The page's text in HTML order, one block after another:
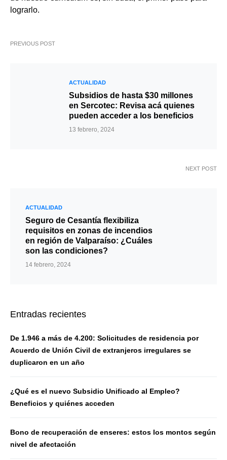
lograrlo.
PREVIOUS POST
ACTUALIDAD
Subsidios de hasta $30 millones
en Sercotec: Revisa acá quienes
pueden acceder a los beneficios
13 febrero, 2024
NEXT POST
ACTUALIDAD
Seguro de Cesantía flexibiliza
requisitos en zonas de incendios
en región de Valparaíso: ¿Cuáles
son las condiciones?
14 febrero, 2024
Entradas recientes
De 1.946 a más de 4.200: Solicitudes de residencia por
Acuerdo de Unión Civil de extranjeros irregulares se
duplicaron en un año
¿Qué es el nuevo Subsidio Unificado al Empleo?
Beneficios y quiénes acceden
Bono de recuperación de enseres: estos los montos según
nivel de afectación